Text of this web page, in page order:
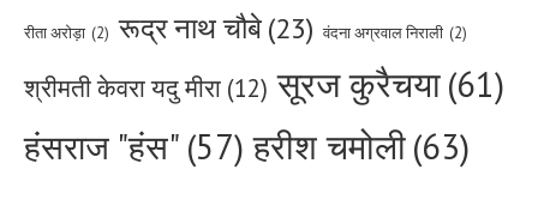
रीता अरोड़ा (2) रूद्र नाथ चौबे(23) वंदना अग्रवाल निराली (2)
श्रीमती केवरा यदु मीरा (12) सूरज कुरैचया(61)
हंसराज "हंस" (57) हरीश चमोली(63)